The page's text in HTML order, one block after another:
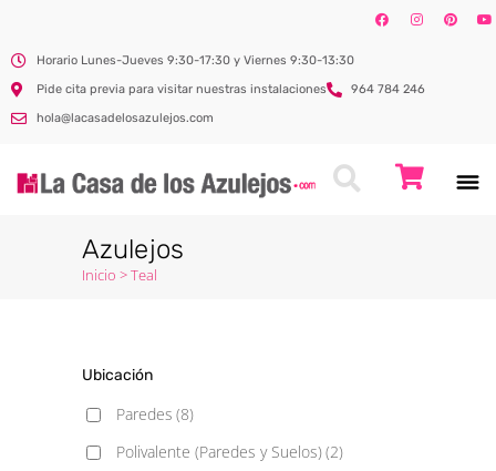
Horario Lunes-Jueves 9:30-17:30 y Viernes 9:30-13:30
Pide cita previa para visitar nuestras instalaciones
964 784 246
hola@lacasadelosazulejos.com
Azulejos
Inicio >Teal
Ubicación
Paredes (8)
Polivalente (Paredes y Suelos)(2)